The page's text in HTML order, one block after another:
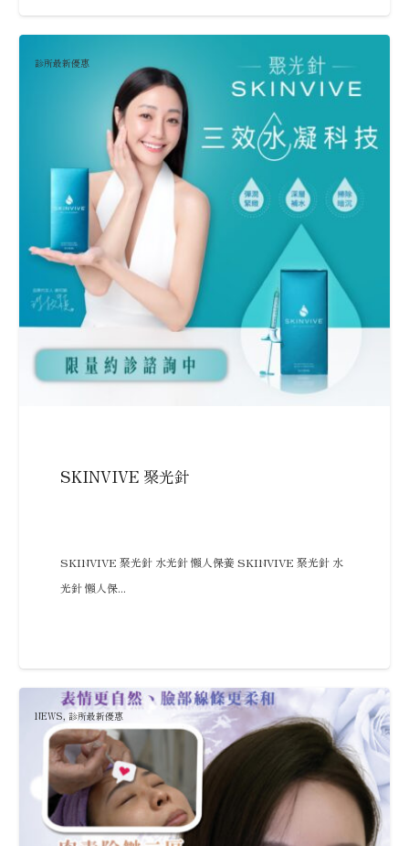
診所最新優惠
SKINVIVE 聚光針
SKINVIVE 聚光針 水光針 懶人保養 SKINVIVE 聚光針 水
光針 懶人保...
NEWS, 診所最新優惠